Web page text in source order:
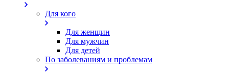
Для кого
Для женщин
Для мужчин
Для детей
По заболеваниям и проблемам